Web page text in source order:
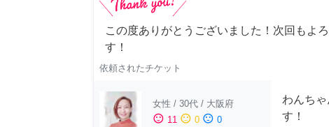
この度ありがとうございました！次回もよ
す！
依頼されたチケット
女性 / 30代 / 大阪府
sentiment_satisfied 11 sentiment_neutral 0 sentiment_dissatisfied 0
わんち
す！